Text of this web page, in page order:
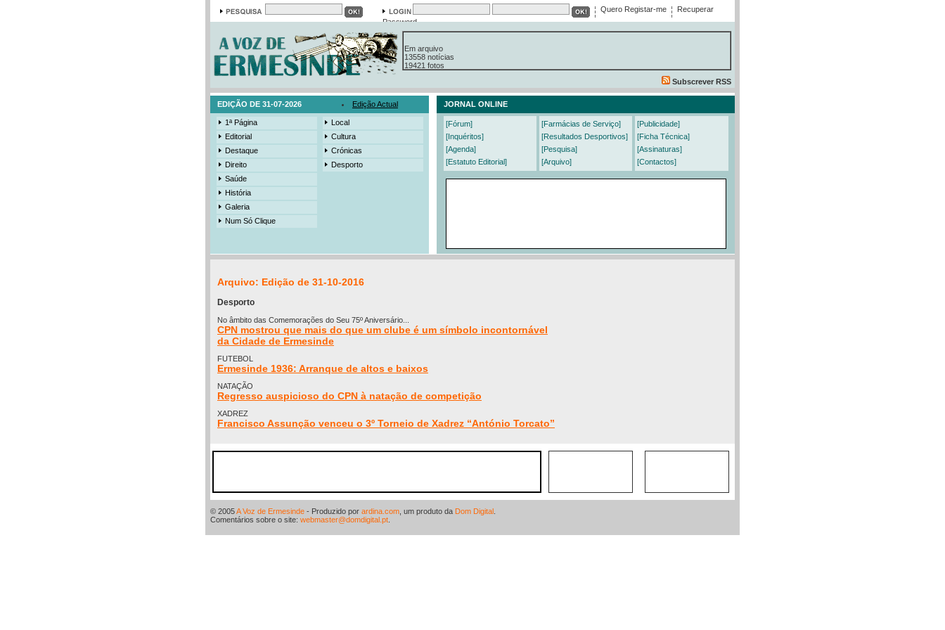
Quero Registar-me
Recuperar
Password
Em arquivo
13558 notícias
19421 fotos
385 edições
Subscrever RSS
EDIÇÃO DE 31-07-2026 Edição Actual JORNAL ONLINE
1ª Página
Editorial
Destaque
Direito
Saúde
História
Galeria
Num Só Clique
Local
Cultura
Crónicas
Desporto
[Fórum]
[Inquéritos]
[Agenda]
[Estatuto Editorial]
[Farmácias de Serviço]
[Resultados Desportivos]
[Pesquisa]
[Arquivo]
[Publicidade]
[Ficha Técnica]
[Assinaturas]
[Contactos]
Arquivo: Edição de 31-10-2016
Desporto
No âmbito das Comemorações do Seu 75º Aniversário...
CPN mostrou que mais do que um clube é um símbolo incontornável
da Cidade de Ermesinde
FUTEBOL
Ermesinde 1936: Arranque de altos e baixos
NATAÇÃO
Regresso auspicioso do CPN à natação de competição
XADREZ
Francisco Assunção venceu o 3º Torneio de Xadrez “António Torcato”
© 2005A Voz de Ermesinde - Produzido por ardina.com , um produto da Dom Digital
Comentários sobre o site: webmaster@domdigital.pt